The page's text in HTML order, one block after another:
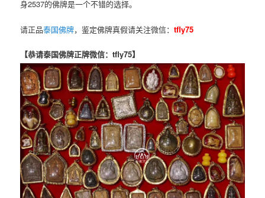
身2537的佛牌是一个不错的选择。
请正品泰国佛牌，鉴定佛牌真假请关注微信：tfly75
【恭请泰国佛牌正牌微信：tfly75】